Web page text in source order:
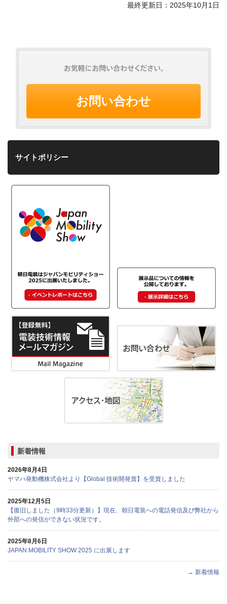
最終更新日：2025年10月1日
お問い合わせ
サイトポリシー
新着情報
2026年8月4日
ヤマハ発動機株式会社より【Global 技術開発賞】を受賞しました
2025年12月5日
【復旧しました（9時33分更新）】現在、朝日電装への電話発信及び弊社から
外部への発信ができない状況です。
2025年8月6日
JAPAN MOBILITY SHOW 2025 に出展します
→ 新着情報